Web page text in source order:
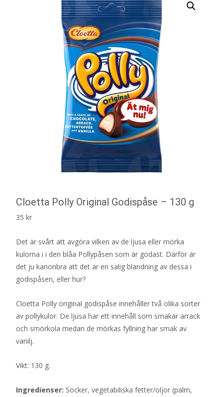
Cloetta Polly Original Godispåse – 130 g
35 kr
Det är svårt att avgöra vilken av de ljusa eller mörka
kulorna i i den blåa Pollypåsen som är godast. Därför är
det ju kanonbra att det är en salig blandning av dessa i
godispåsen, eller hur?
Cloetta Polly original godispåse innehåller två olika sorter
av pollykulor. De ljusa har ett innehåll som smakar arrack
och smörkola medan de mörkas fyllning har smak av
vanilj.
Vikt: 130 g.
Ingredienser: Socker, vegetabiliska fetter/oljor (palm,